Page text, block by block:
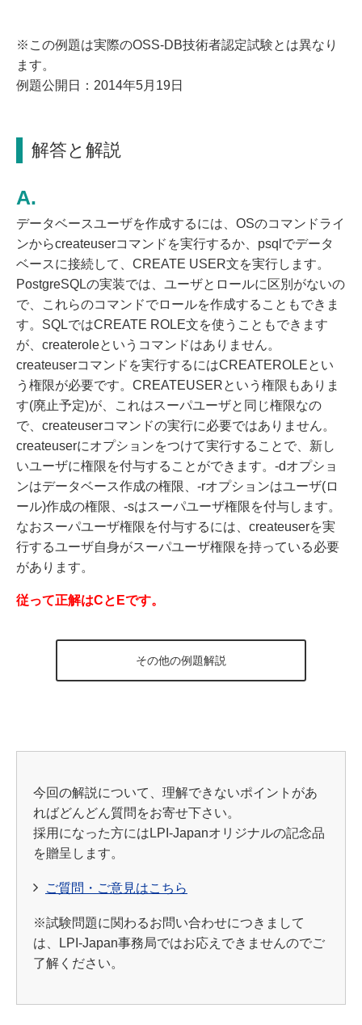
※この例題は実際のOSS-DB技術者認定試験とは異なり
ます。
例題公開日：2014年5月19日
解答と解説
データベースユーザを作成するには、OSのコマンドライ
ンからcreateuserコマンドを実行するか、psqlでデータ
ベースに接続して、CREATE USER文を実行します。
PostgreSQLの実装では、ユーザとロールに区別がないの
で、これらのコマンドでロールを作成することもできま
す。SQLではCREATE ROLE文を使うこともできます
が、createroleというコマンドはありません。
createuserコマンドを実行するにはCREATEROLEとい
う権限が必要です。CREATEUSERという権限もありま
す(廃止予定)が、これはスーパユーザと同じ権限なの
で、createuserコマンドの実行に必要ではありません。
createuserにオプションをつけて実行することで、新し
いユーザに権限を付与することができます。-dオプショ
ンはデータベース作成の権限、-rオプションはユーザ(ロ
ール)作成の権限、-sはスーパユーザ権限を付与します。
なおスーパユーザ権限を付与するには、createuserを実
行するユーザ自身がスーパユーザ権限を持っている必要
があります。
従って正解はCとEです。
その他の例題解説
今回の解説について、理解できないポイントがあ
ればどんどん質問をお寄せ下さい。
採用になった方にはLPI-Japanオリジナルの記念品
を贈呈します。
ご質問・ご意見はこちら
※試験問題に関わるお問い合わせにつきまして
は、LPI-Japan事務局ではお応えできませんのでご
了解ください。